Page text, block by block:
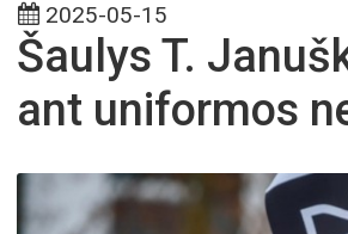
2025-05-15
Šaulys T.
ant uniformos